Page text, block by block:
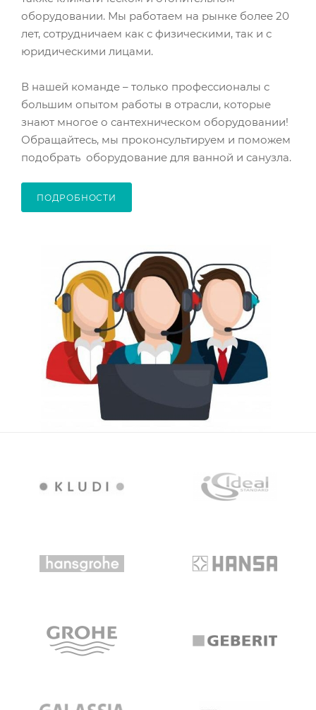
оборудовании. Мы работаем на рынке более 20
лет, сотрудничаем как с физическими, так и с
юридическими лицами.
В нашей команде – только профессионалы с
большим опытом работы в отрасли, которые
знают многое о сантехническом оборудовании!
Обращайтесь, мы проконсультируем и поможем
подобрать оборудование для ванной и санузла.
ПОДРОБНОСТИ